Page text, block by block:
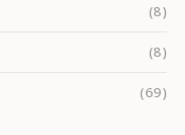
(8)
(8)
(69)